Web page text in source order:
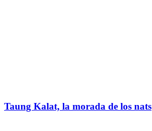
Taung Kalat, la morada de los nats